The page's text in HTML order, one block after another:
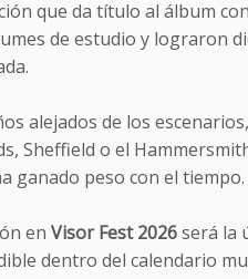
que da título al álbum
de estudio y lograron
alejados de los escenarios,
Sheffield o el
ganado peso con el tiempo.
en Visor Fest 2026será la
dentro del calendario